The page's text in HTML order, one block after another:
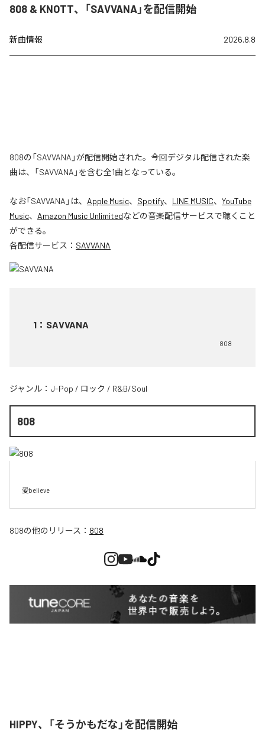
808 & KNOTT、「SAVVANA」を配信開始
新曲情報 2026.8.8
808の「SAVVANA」が配信開始された。今回デジタル配信された楽
曲は、「SAVVANA」を含む全1曲となっている。
なお「SAVVANA 」は、 Apple Music、 Spotify、 LINE MUSIC、 YouTube
Music、 Amazon Music Unlimitedなどの音楽配信サービスで聴くこと
ができる。
各配信サービス： SAVVANA
1 ： SAVVANA
808
ジャンル： J-Pop / ロック / R&B/Soul
808
愛believe
808の他のリリース： 808
HIPPY、「そうかもだな」を配信開始